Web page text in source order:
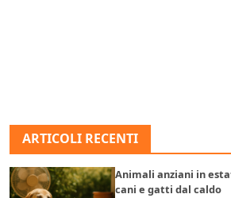
ARTICOLI RECENTI
Animali anziani in
cani e gatti dal caldo